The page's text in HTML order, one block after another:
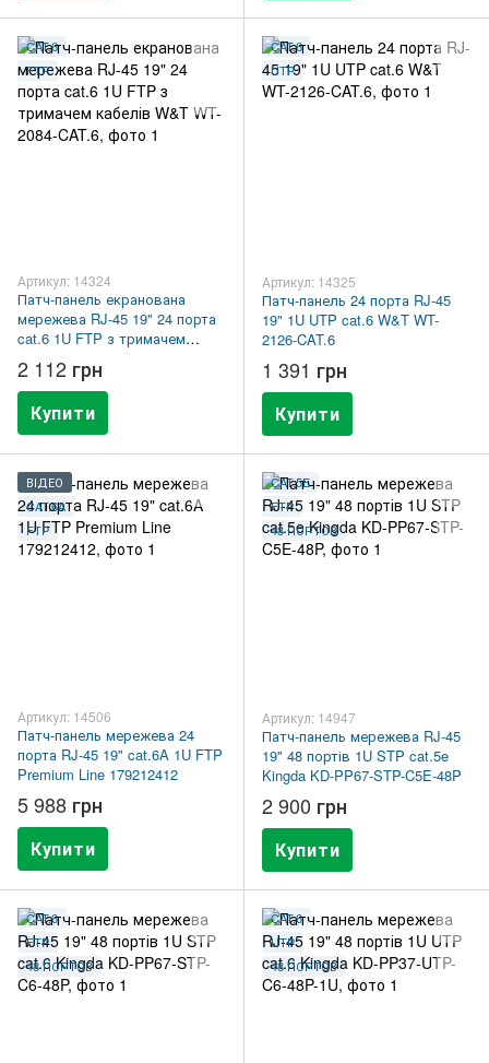
CAT.6
FTP
Артикул: 14324
Патч-панель екранована
мережева RJ-45 19" 24 порта
cat.6 1U FTP з тримачем
кабелів W&T WT-2084-CAT.6
2 112 грн
Купити
CAT.6
UTP
Артикул: 14325
Патч-панель 24 порта RJ-45
19" 1U UTP cat.6 W&T WT-
2126-CAT.6
1 391 грн
Купити
ВІДЕО
CAT.6A
FTP
Артикул: 14506
Патч-панель мережева 24
порта RJ-45 19" cat.6A 1U FTP
Premium Line 179212412
5 988 грн
Купити
CAT.5E
FTP
48 ПОРТОВ
Артикул: 14947
Патч-панель мережева RJ-45
19" 48 портів 1U STP cat.5e
Kingda KD-PP67-STP-C5E-48P
2 900 грн
Купити
CAT.6
FTP
48 ПОРТОВ
CAT.6
UTP
48 ПОРТОВ